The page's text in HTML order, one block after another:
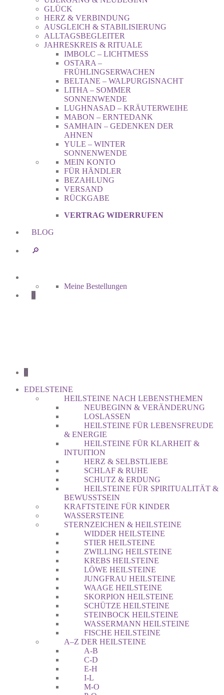
GLÜCK
HERZ & VERBINDUNG
AUSGLEICH & STABILISIERUNG
ALLTAGSBEGLEITER
JAHRESKREIS & RITUALE
IMBOLC – LICHTMESS
OSTARA –
FRÜHLINGSERWACHEN
BELTANE – WALPURGISNACHT
LITHA – SOMMER
SONNENWENDE
LUGHNASAD – KRÄUTERWEIHE
MABON – ERNTEDANK
SAMHAIN – GEDENKEN DER
AHNEN
YULE – WINTER
SONNENWENDE
MEIN KONTO
FÜR HÄNDLER
BEZAHLUNG
VERSAND
RÜCKGABE
VERTRAG WIDERRUFEN
BLOG
🔎︎
Meine Bestellungen
0
0
EDELSTEINE
HEILSTEINE NACH LEBENSTHEMEN
NEUBEGINN & VERÄNDERUNG
LOSLASSEN
HEILSTEINE FÜR LEBENSFREUDE
& ENERGIE
HEILSTEINE FÜR KLARHEIT &
INTUITION
HERZ & SELBSTLIEBE
SCHLAF & RUHE
SCHUTZ & ERDUNG
HEILSTEINE FÜR SPIRITUALITÄT &
BEWUSSTSEIN
KRAFTSTEINE FÜR KINDER
WASSERSTEINE
STERNZEICHEN & HEILSTEINE
WIDDER HEILSTEINE
STIER HEILSTEINE
ZWILLING HEILSTEINE
KREBS HEILSTEINE
LÖWE HEILSTEINE
JUNGFRAU HEILSTEINE
WAAGE HEILSTEINE
SKORPION HEILSTEINE
SCHÜTZE HEILSTEINE
STEINBOCK HEILSTEINE
WASSERMANN HEILSTEINE
FISCHE HEILSTEINE
A–Z DER HEILSTEINE
A-B
C-D
E-H
I-L
M-O